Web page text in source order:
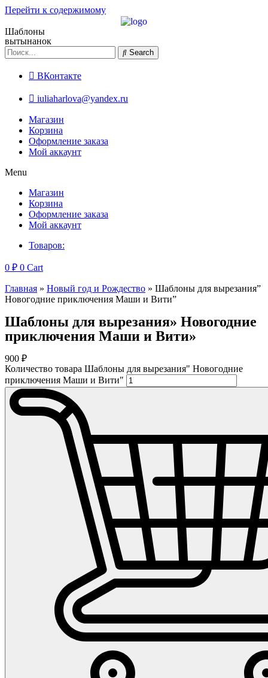
Перейти к содержимому
Шаблоны
вытынанок
Search
ВКонтакте
iuliaharlova@yandex.ru
Магазин
Корзина
Оформление заказа
Мой аккаунт
Menu
Магазин
Корзина
Оформление заказа
Мой аккаунт
Товаров:
0 ₽ 0 Cart
Главная » Новый год и Рождество » Шаблоны для вырезания”
Новогодние приключения Маши и Вити”
Шаблоны для вырезания» Новогодние
приключения Маши и Вити»
900 ₽
Количество товара Шаблоны для вырезания" Новогодние
приключения Маши и Вити"